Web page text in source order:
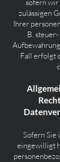
sofern wir
zulässigen
Ihrer
B.
Fall erfolgt
Sofern Sie
eingewilligt